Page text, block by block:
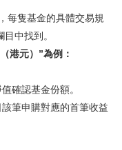
每隻基金的具體交易規
中找到。
港元）”為例：
確認基金份額。
筆申購對應的首筆收益